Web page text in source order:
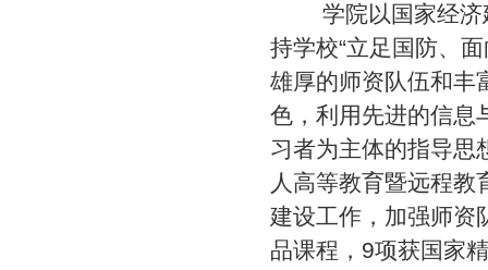
学院以国家经济
持学校“立足国防、
雄厚的师资队伍和丰
色，利用先进的信息
习者为主体的指导思
人高等教育暨远程
建设工作，加强师资
品课程，9项获国家